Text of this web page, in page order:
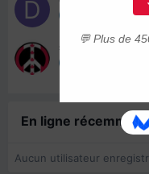
25 avril 2016
shix88
En ligne
Aucun utilisateur